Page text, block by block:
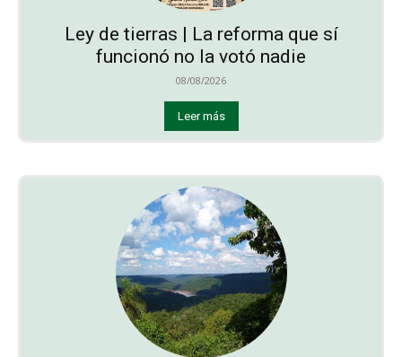
Ley de tierras | La reforma que sí
funcionó no la votó nadie
08/08/2026
Leer más